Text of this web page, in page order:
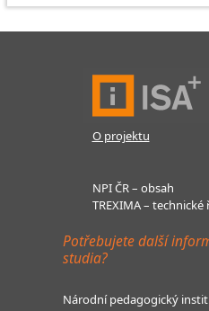
O projektu
NPI ČR – obsah
TREXIMA – technické
Potřebujete další
studia?
Národní pedagogický